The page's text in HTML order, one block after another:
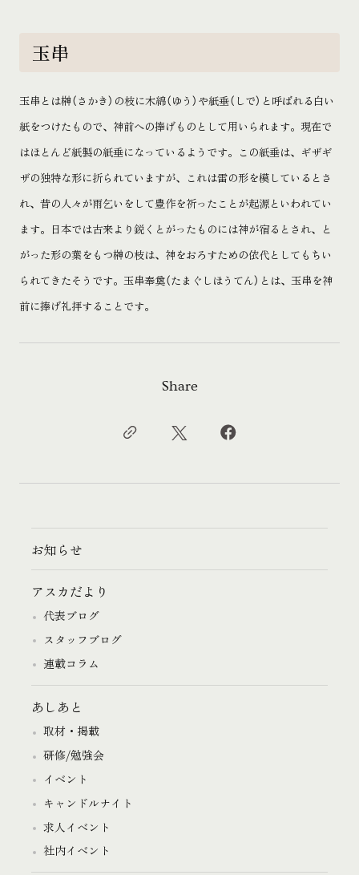
玉串
玉串とは榊（さかき）の枝に木綿（ゆう）や紙垂（しで）と呼ばれる白い
紙をつけたもので、神前への捧げものとして用いられます。現在で
はほとんど紙製の紙垂になっているようです。この紙垂は、ギザギ
ザの独特な形に折られていますが、これは雷の形を模しているとさ
れ、昔の人々が雨乞いをして豊作を祈ったことが起源といわれてい
ます。日本では古来より鋭くとがったものには神が宿るとされ、と
がった形の葉をもつ榊の枝は、神をおろすための依代としてもちい
られてきたそうです。玉串奉奠（たまぐしほうてん）とは、玉串を神
前に捧げ礼拝することです。
Share
お知らせ
アスカだより
代表ブログ
スタッフブログ
連載コラム
あしあと
取材・掲載
研修/勉強会
イベント
キャンドルナイト
求人イベント
社内イベント